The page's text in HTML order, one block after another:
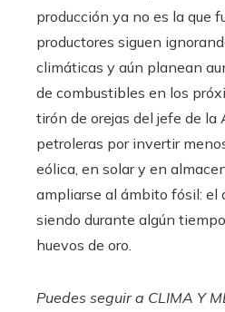
producción ya no es la que
productores siguen
climáticas y aún planean
de combustibles en los
tirón de orejas del jefe de la
petroleras por invertir
eólica, en solar y en
ampliarse al ámbito fósil: el
siendo durante algún
huevos de oro.
Puedes seguir a CLIMA Y